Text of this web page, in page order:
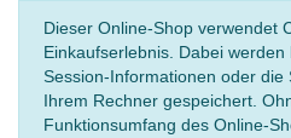
Dieser Online-Shop verwendet
Einkaufserlebnis. Dabei
Session-Informationen oder die
Ihrem Rechner gespeichert.
Funktionsumfang des Online-